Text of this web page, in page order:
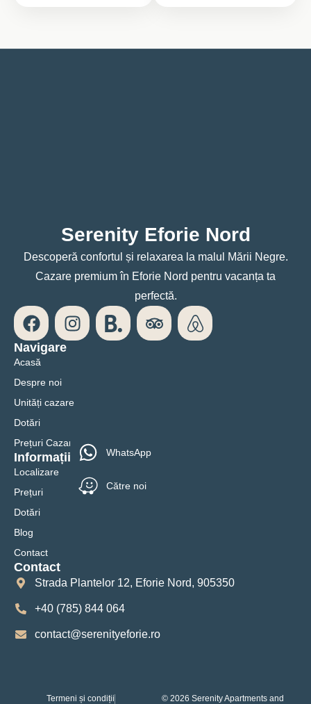
Serenity Eforie Nord
Descoperă confortul și relaxarea la malul Mării Negre.
Cazare premium în Eforie Nord pentru vacanța ta
perfectă.
Navigare
Acasă
Despre noi
Unități cazare
Dotări
Prețuri Cazare 2025
Informații
Localizare
Prețuri
Dotări
Blog
Contact
Contact
Strada Plantelor 12, Eforie Nord, 905350
+40 (785) 844 064
contact@serenityeforie.ro
© 2026 Serenity Apartments and
Termeni și condiții
WhatsApp
Către noi